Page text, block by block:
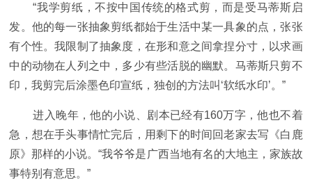
“我学剪纸，不按中国传统的格式剪，而是受马蒂斯启
发。他的每一张抽象剪纸都始于生活中某一具象的点，张张
有个性。我限制了抽象度，在形和意之间拿捏分寸，以求画
中的动物在人列之中，多少有些活脱的幽默。马蒂斯只剪不
印，我剪完后涂墨色印宣纸，独创的方法叫‘软纸水印’。”
进入晚年，他的小说、剧本已经有160万字，他也不着
急，想在手头事情忙完后，用剩下的时间回老家去写《白鹿
原》那样的小说。“我爷爷是广西当地有名的大地主，家族故
事特别有意思。”